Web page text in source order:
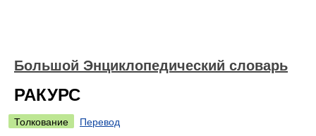
Большой Энциклопедический словарь
РАКУРС
Толкование
Перевод